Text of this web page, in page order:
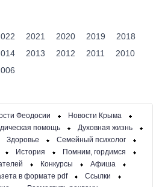
2021 2020 2019
2018
2013 2012 2011
2010
Феодосии
Новости Крыма
помощь
Духовная жизнь
Здоровье
Семейный психолог
История
Помним, гордимся
Конкурсы
Афиша
в формате pdf
Ссылки